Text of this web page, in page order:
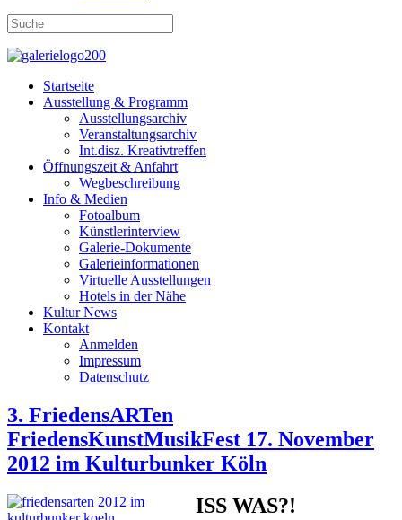
Startseite
Ausstellung & Programm
Ausstellungsarchiv
Veranstaltungsarchiv
Int.disz. Kreativtreffen
Öffnungszeit & Anfahrt
Wegbeschreibung
Info & Medien
Fotoalbum
Künstlerinterview
Galerie-Dokumente
Galerieinformationen
Virtuelle Ausstellungen
Hotels in der Nähe
Kultur News
Kontakt
Anmelden
Impressum
Datenschutz
3. FriedensARTen
FriedensKunstMusikFest 17. November
2012 im Kulturbunker Köln
ISS WAS?!